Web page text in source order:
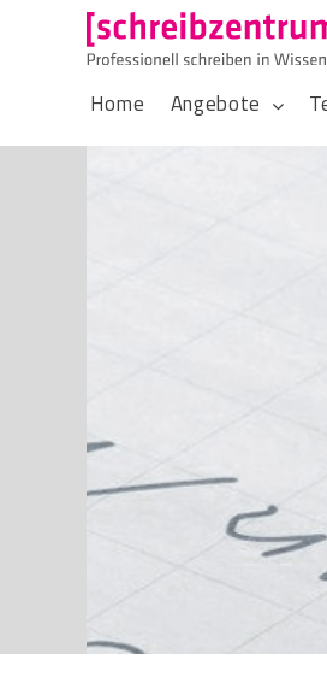
Home Angebote